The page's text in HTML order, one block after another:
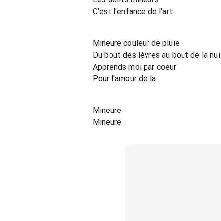
C'est l'enfance de l'art
Mineure couleur de pluie
Du bout des lèvres au bout de la
Apprends moi par coeur
Pour l'amour de la
Mineure
Mineure